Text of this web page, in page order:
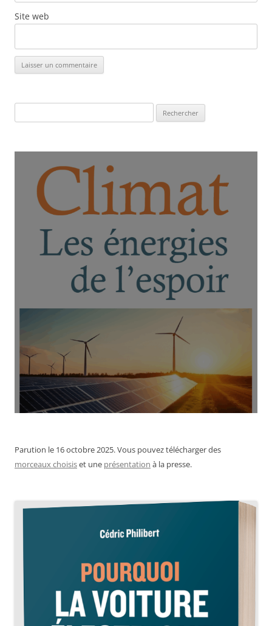
Site web
Parution le 16 octobre 2025. Vous pouvez télécharger des
morceaux choisiset une présentation à la presse.